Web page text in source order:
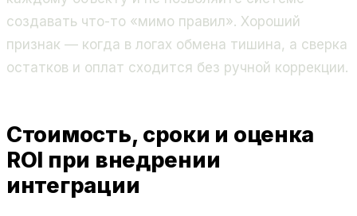
создавать что-то «мимо правил». Хороший
признак — когда в логах обмена тишина, а сверка
остатков и оплат сходится без ручной коррекции.
Стоимость, сроки и оценка
ROI при внедрении
интеграции